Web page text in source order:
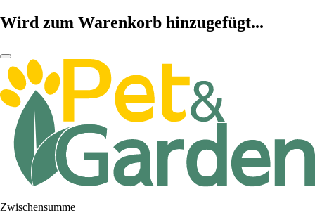
Wird zum Warenkorb hinzugefügt...
Zwischensumme